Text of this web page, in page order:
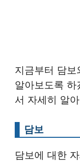
지금부터 담보
알아보도록 하
서 자세히 알
담보
담보에 대한